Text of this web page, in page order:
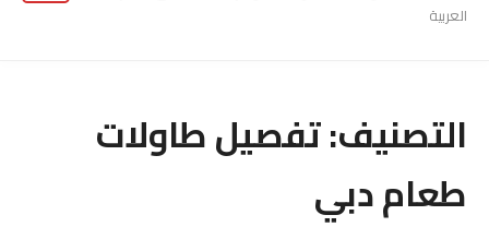
العربية
التصنيف:تفصيل طاولات
طعام دبي